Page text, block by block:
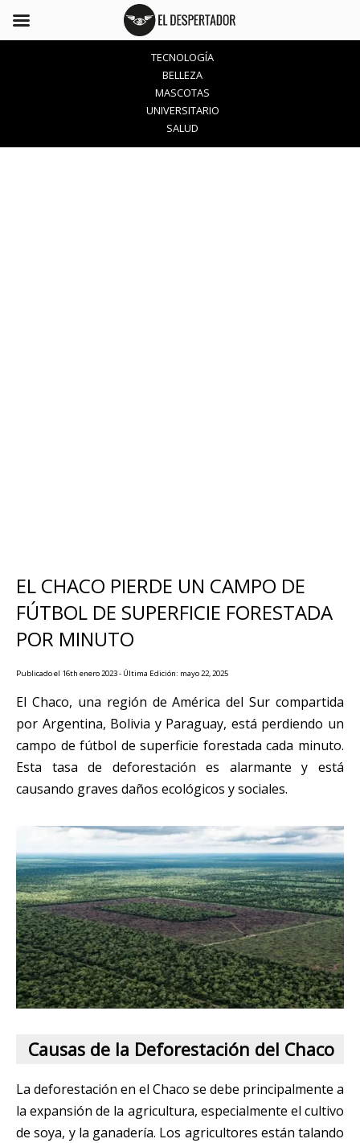
TECNOLOGÍA
BELLEZA
MASCOTAS
UNIVERSITARIO
SALUD
EL CHACO PIERDE UN CAMPO DE
FÚTBOL DE SUPERFICIE FORESTADA
POR MINUTO
Publicado el 16th enero 2023 - Última Edición: mayo 22, 2025
El Chaco, una región de América del Sur compartida
por Argentina, Bolivia y Paraguay, está perdiendo un
campo de fútbol de superficie forestada cada minuto.
Esta tasa de deforestación es alarmante y está
causando graves daños ecológicos y sociales.
Causas de la Deforestación del Chaco
La deforestación en el Chaco se debe principalmente a
la expansión de la agricultura, especialmente el cultivo
de soya, y la ganadería. Los agricultores están talando